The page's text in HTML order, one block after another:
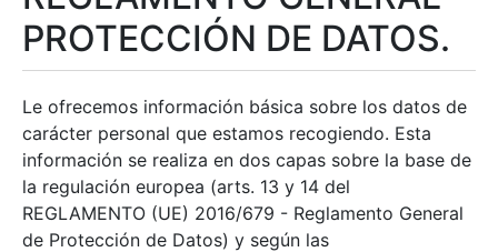
PROTECCIÓN DE DATOS.
Le ofrecemos información básica sobre los datos de
carácter personal que estamos recogiendo. Esta
información se realiza en dos capas sobre la base de
la regulación europea (arts. 13 y 14 del
REGLAMENTO (UE) 2016/679 - Reglamento General
de Protección de Datos) y según las